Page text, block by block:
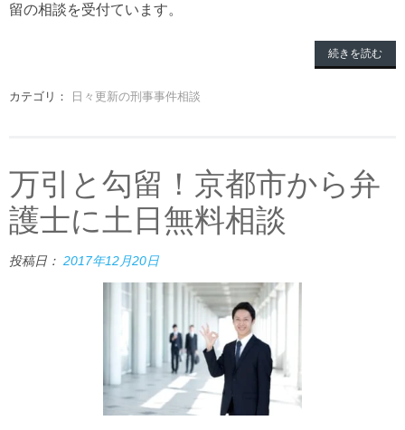
留の相談を受付ています。
続きを読む
カテゴリ： 日々更新の刑事事件相談
万引と勾留！京都市から弁
護士に土日無料相談
投稿日： 2017年12月20日